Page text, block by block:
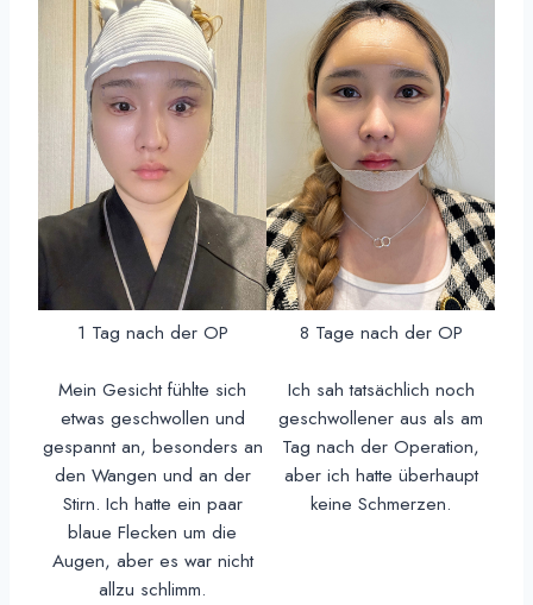
1 Tag nach der OP
Mein Gesicht fühlte sich
etwas geschwollen und
gespannt an, besonders an
den Wangen und an der
Stirn. Ich hatte ein paar
blaue Flecken um die
Augen, aber es war nicht
allzu schlimm.
8 Tage nach der OP
Ich sah tatsächlich noch
geschwollener aus als am
Tag nach der Operation,
aber ich hatte überhaupt
keine Schmerzen.